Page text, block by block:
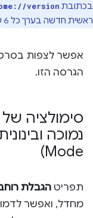
בכתובת version
ראשית חדשה בערך כל 6 שבועות.
אפשר לצפות
הגרסה הזו.
סימולציה
Mode)
תפריט הגבלת
מחדל, ואפשר